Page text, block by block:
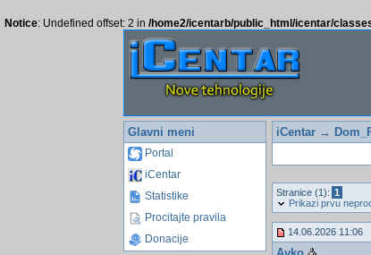
Notice: Undefined offset: 2 in /home2/icentarb/public_html/icentar/
Glavni meni
Portal
iCentar
Statistike
Procitajte pravila
Donacije
iCentar→
Stranice (1): 1
Prikazi prvu
14.06.2026 11:06